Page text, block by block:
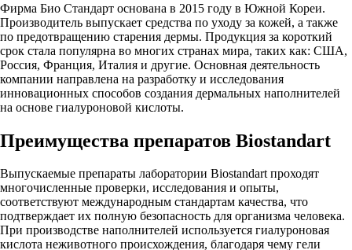
Фирма Био Стандарт основана в 2015 году в Южной Кореи.
Производитель выпускает средства по уходу за кожей, а также
по предотвращению старения дермы. Продукция за короткий
срок стала популярна во многих странах мира, таких как: США,
Россия, Франция, Италия и другие. Основная деятельность
компании направлена на разработку и исследования
инновационных способов создания дермальных наполнителей
на основе гиалуроновой кислоты.
Преимущества препаратов Biostandart
Выпускаемые препараты лаборатории Biostandart проходят
многочисленные проверки, исследования и опыты,
соответствуют международным стандартам качества, что
подтверждает их полную безопасность для организма человека.
При производстве наполнителей используется гиалуроновая
кислота неживотного происхождения, благодаря чему гели